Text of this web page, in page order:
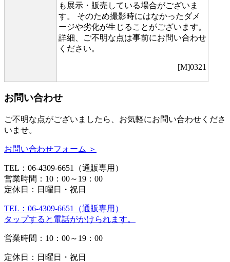
も展示・販売している場合がございま
す。 そのため撮影時にはなかったダメ
ージや劣化が生じることがございます。
詳細、ご不明な点は事前にお問い合わせ
ください。
[M]0321
お問い合わせ
ご不明な点がございましたら、お気軽にお問い合わせくださ
いませ。
お問い合わせフォーム ＞
TEL：06-4309-6651（通販専用）
営業時間：10：00～19：00
定休日：日曜日・祝日
TEL：06-4309-6651（通販専用）
タップすると電話がかけられます。
営業時間：10：00～19：00
定休日：日曜日・祝日